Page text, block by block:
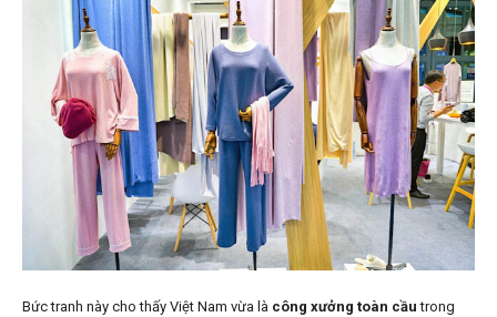
Bức tranh này cho thấy Việt Nam vừa là công xưởng toàn cầu trong